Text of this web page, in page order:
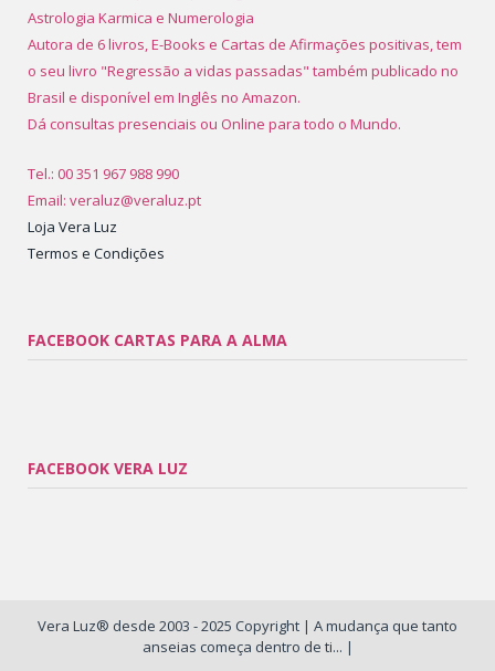
Astrologia Karmica e Numerologia
Autora de 6 livros, E-Books e Cartas de Afirmações positivas, tem
o seu livro "Regressão a vidas passadas" também publicado no
Brasil e disponível em Inglês no Amazon.
Dá consultas presenciais ou Online para todo o Mundo.
Tel.: 00 351 967 988 990
Email: veraluz@veraluz.pt
Loja Vera Luz
Termos e Condições
FACEBOOK CARTAS PARA A ALMA
FACEBOOK VERA LUZ
Vera Luz® desde 2003 - 2025 Copyright | A mudança que tanto
anseias começa dentro de ti... |